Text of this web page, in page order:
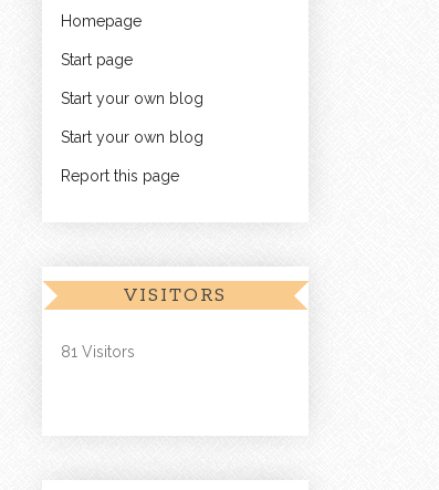
Homepage
Start page
Start your own blog
Start your own blog
Report this page
VISITORS
81 Visitors